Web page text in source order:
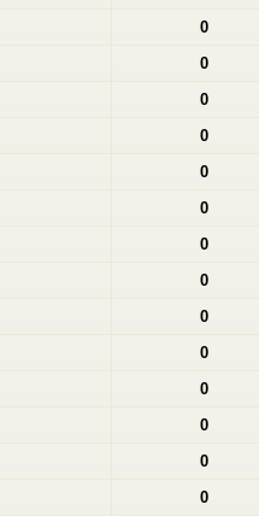
0
0
0
0
0
0
0
0
0
0
0
0
0
0